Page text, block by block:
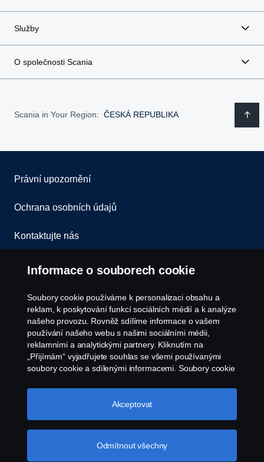
Služby
O společnosti Scania
Scania in Your Region: ČESKÁ REPUBLIKA
Právní upozornění
Ochrana osobních údajů
Kontaktujte nás
Všeobecné obchodní podmínky
Oznámení porušení předpisů
Zásady Cookies
Nastavení Cookie
© Copyright Scania 2026. Všechna práva
Informace o souborech cookie
Soubory cookie používáme k personalizaci obsahu a
reklam, k poskytování funkcí sociálních médií a k analýze
našeho provozu. Rovněž sdílíme informace o vašem
používání našeho webu s našimi sociálními médii,
reklamními a analytickými partnery. Kliknutím na
„Přijímám“ vyjadřujete souhlas se všemi používanými
soubory cookie a sdílenými informacemi. Soubory cookie
cookie“ a výběrem kategorií, které chcete přijmout.
Podrobnější vysvětlení toho, jak používáme soubory
Odmítnout všechny
Akceptovat